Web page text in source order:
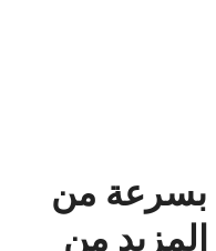
بسرعة من
المزيد من